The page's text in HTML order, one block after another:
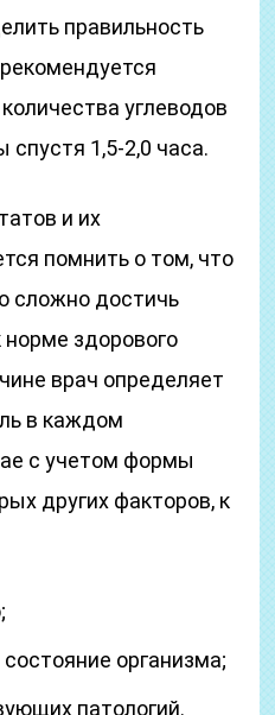
правильность
углеводов
спустя 1,5-2,0 часа.
и их
помнить о том, что
сложно достичь
норме здорового
врач определяет
в каждом
с учетом формы
других факторов, к
организма;
патологий.